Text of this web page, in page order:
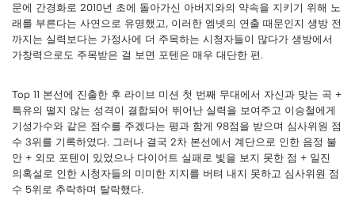
문에 간경화로 2010년 초에 돌아가신 아버지와의 약속을 지키기 위해 노
래를 부른다는 사연으로 유명했고, 이러한 엠넷의 연출 때문인지 생방 전
까지는 실력보다는 가정사에 더 주목하는 시청자들이 많다가 생방에서
가창력으로도 주목받은 걸 보면 포텐은 매우 대단한 편.
Top 11 본선에 진출한 후 라이브 미션 첫 번째 무대에서 자신과 맞는 곡 +
특유의 떨지 않는 성격이 결합되어 뛰어난 실력을 보여주고 이승철에게
기성가수와 같은 점수를 주겠다는 평과 함게 98점을 받으며 심사위원 점
수 3위를 기록하였다. 그러나 결국 2차 본선에서 계단으로 인한 음정 불
안 + 외모 포텐이 있었으나 다이어트 실패로 빛을 보지 못한 점 + 일진
의혹설로 인한 시청자들의 미미한 지지를 버텨 내지 못하고 심사위원 점
수 5위로 추락하며 탈락했다.